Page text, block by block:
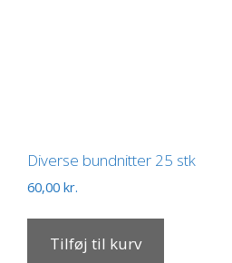
Diverse bundnitter 25 stk
60,00 kr.
Tilføj til kurv